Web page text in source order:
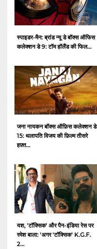
स्पाइडर-मैन: ब्रांड न्यू डे बॉक्स ऑफिस
कलेक्शन डे 9: टॉम हॉलैंड की फिल...
जना नायकन बॉक्स ऑफ़िस कलेक्शन डे
15: थलापति विजय की फ़िल्म तीसरे
हफ़्त...
यश, 'टॉक्सिक' और पैन-इंडिया रेस पर
रमेश बाला: 'अगर 'टॉक्सिक' K.G.F.
2...